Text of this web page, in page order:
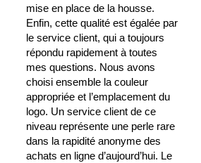
mise en place de la housse.
Enfin, cette qualité est égalée par
le service client, qui a toujours
répondu rapidement à toutes
mes questions. Nous avons
choisi ensemble la couleur
appropriée et l’emplacement du
logo. Un service client de ce
niveau représente une perle rare
dans la rapidité anonyme des
achats en ligne d’aujourd’hui. Le